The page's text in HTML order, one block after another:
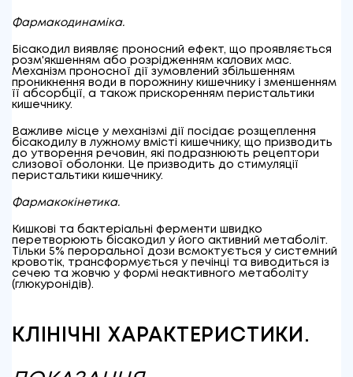
Фармакодинаміка.
Бісакодил виявляє проносний ефект, що проявляється
розм'якшенням або розрідженням калових мас.
Механізм проносної дії зумовлений збільшенням
проникнення води в порожнину кишечнику і зменшенням
її абсорбції, а також прискоренням перистальтики
кишечнику.
Важливе місце у механізмі дії посідає розщеплення
бісакодилу в лужному вмісті кишечнику, що призводить
до утворення речовин, які подразнюють рецептори
слизової оболонки. Це призводить до стимуляції
перистальтики кишечнику.
Фармакокінетика.
Кишкові та бактеріальні ферменти швидко
перетворюють бісакодил у його активний метаболіт.
Тільки 5% пероральної дози всмоктується у системний
кровотік, трансформується у печінці та виводиться із
сечею та жовчю у формі неактивного метаболіту
(глюкуронідів).
КЛІНІЧНІ ХАРАКТЕРИСТИКИ.